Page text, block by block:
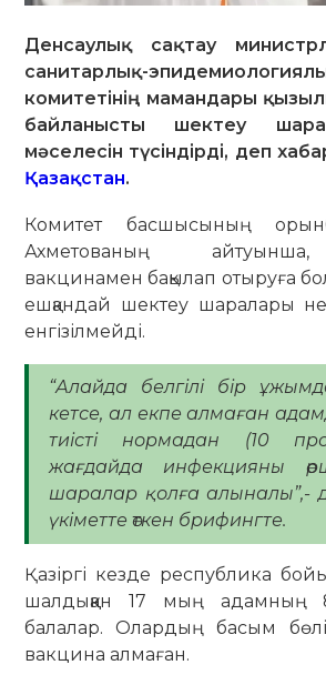
Денсаулық сақтау
санитарлық-
комитетінің мамандары
байланысты шектеу
мәселесін түсіндірді, деп
Қазақстан.
Комитет басшысының
Ахметованың
вакцинамен бақылап отыруға
ешқандай шектеу шаралары
енгізілмейді.
“Алайда белгілі бір
кетсе, ал екпе алмаған
тиісті нормадан (10
жағдайда инфекцияны
шаралар қолға алыналы”,-
үкіметте өткен брифингте.
Қазіргі кезде республика
шалдыққан 17 мың адамның
балалар. Олардың басым
вакцина алмаған.